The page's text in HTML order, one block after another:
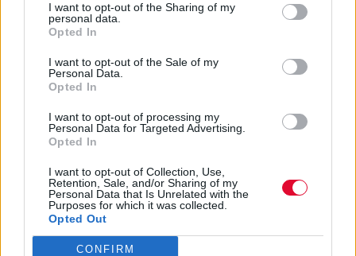
I want to opt-out of the Sharing of my
personal data.
Opted In
I want to opt-out of the Sale of my
Personal Data.
Opted In
I want to opt-out of processing my
Personal Data for Targeted Advertising.
Opted In
I want to opt-out of Collection, Use,
Retention, Sale, and/or Sharing of my
Personal Data that Is Unrelated with the
Purposes for which it was collected.
Opted Out
CONFIRM
Καλύτερης Σκηνογραφίας
All Quiet on the Western Front
Καλύτερου Animation Μικρού Μήκους
The Boy, the Mole, the Fox, and the Horse
The Elephant Whisperers
Καλύτερης Ξενόγλωσσης Ταινίας
All Quiet on the Western Front (Germany)